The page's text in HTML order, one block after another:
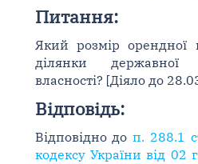
Питання:
Який розмір орендної
ділянки державної
власності? [Діяло до
Відповідь:
Відповідно доп. 288.1
кодексу України від 02